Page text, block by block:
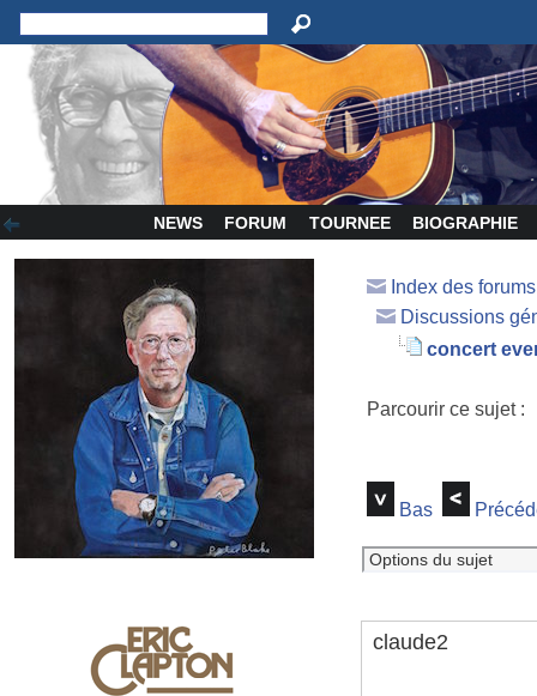
NEWS FORUM TOURNEE BIOGRAPHIE
Index des
Discussions
concert
Parcourir ce sujet
Bas
claude2